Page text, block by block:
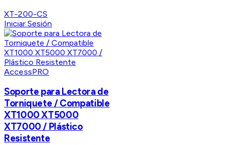
XT-200-CS
Iniciar Sesión
AccessPRO
Soporte para Lectora de
Torniquete / Compatible
XT1000 XT5000
XT7000 / Plástico
Resistente